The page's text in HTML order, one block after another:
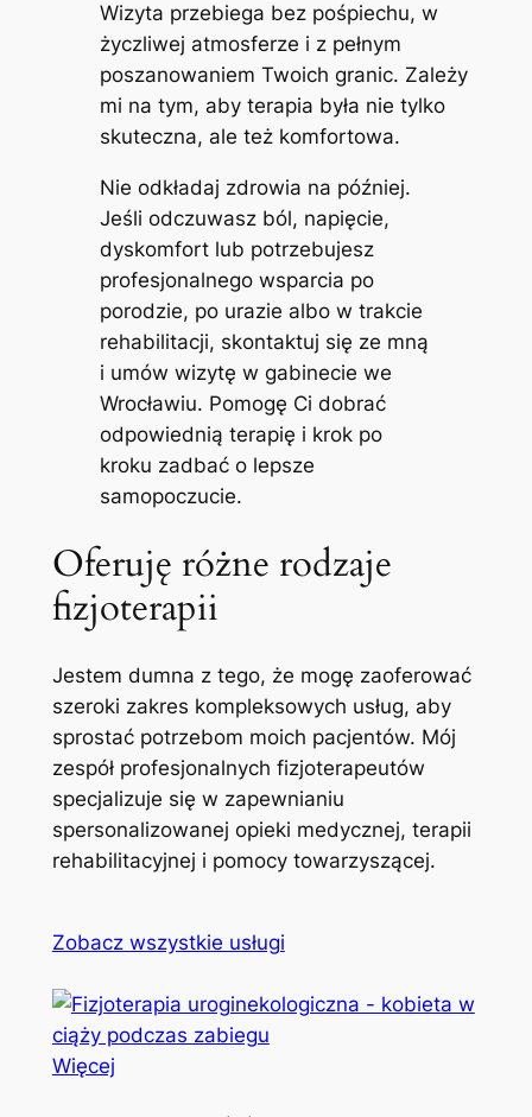
Wizyta przebiega bez pośpiechu, w
życzliwej atmosferze i z pełnym
poszanowaniem Twoich granic. Zależy
mi na tym, aby terapia była nie tylko
skuteczna, ale też komfortowa.
Nie odkładaj zdrowia na później.
Jeśli odczuwasz ból, napięcie,
dyskomfort lub potrzebujesz
profesjonalnego wsparcia po
porodzie, po urazie albo w trakcie
rehabilitacji, skontaktuj się ze mną
i umów wizytę w gabinecie we
Wrocławiu. Pomogę Ci dobrać
odpowiednią terapię i krok po
kroku zadbać o lepsze
samopoczucie.
Oferuję różne rodzaje
fizjoterapii
Jestem dumna z tego, że mogę zaoferować
szeroki zakres kompleksowych usług, aby
sprostać potrzebom moich pacjentów. Mój
zespół profesjonalnych fizjoterapeutów
specjalizuje się w zapewnianiu
spersonalizowanej opieki medycznej, terapii
rehabilitacyjnej i pomocy towarzyszącej.
Zobacz wszystkie usługi
Więcej